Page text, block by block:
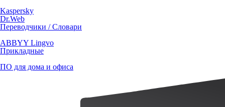
Kaspersky
Dr.Web
Переводчики / Словари
ABBYY Lingvo
Прикладные
ПО для дома и офиса